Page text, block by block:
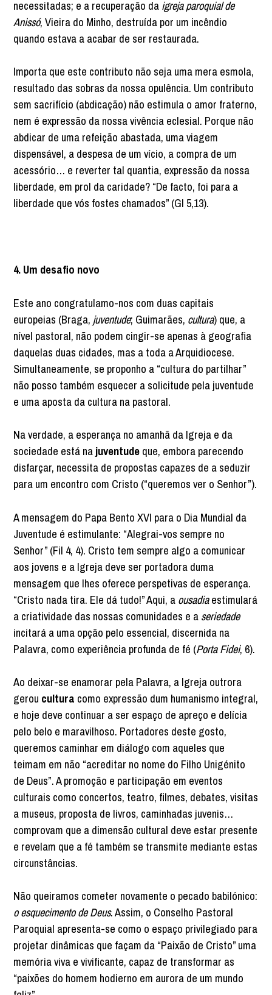
necessitadas; e a recuperação da igreja paroquial de
Anissó, Vieira do Minho, destruída por um incêndio
quando estava a acabar de ser restaurada.
Importa que este contributo não seja uma mera esmola,
resultado das sobras da nossa opulência. Um contributo
sem sacrifício (abdicação) não estimula o amor fraterno,
nem é expressão da nossa vivência eclesial. Porque não
abdicar de uma refeição abastada, uma viagem
dispensável, a despesa de um vício, a compra de um
acessório… e reverter tal quantia, expressão da nossa
liberdade, em prol da caridade? “De facto, foi para a
liberdade que vós fostes chamados” (Gl 5,13).
4. Um desafio novo
Este ano congratulamo-nos com duas capitais
europeias (Braga, juventude; Guimarães, cultura) que, a
nível pastoral, não podem cingir-se apenas à geografia
daquelas duas cidades, mas a toda a Arquidiocese.
Simultaneamente, se proponho a “cultura do partilhar”
não posso também esquecer a solicitude pela juventude
e uma aposta da cultura na pastoral.
Na verdade, a esperança no amanhã da Igreja e da
sociedade está najuventude que, embora parecendo
disfarçar, necessita de propostas capazes de a seduzir
para um encontro com Cristo (“queremos ver o Senhor”).
A mensagem do Papa Bento XVI para o Dia Mundial da
Juventude é estimulante: “Alegrai-vos sempre no
Senhor” (Fil 4, 4). Cristo tem sempre algo a comunicar
aos jovens e a Igreja deve ser portadora duma
mensagem que lhes oferece perspetivas de esperança.
“Cristo nada tira. Ele dá tudo!” Aqui, a ousadiaestimulará
a criatividade das nossas comunidades e a seriedade
incitará a uma opção pelo essencial, discernida na
Palavra, como experiência profunda de fé (Porta Fidei, 6).
Ao deixar-se enamorar pela Palavra, a Igreja outrora
gerou cultura como expressão dum humanismo integral,
e hoje deve continuar a ser espaço de apreço e delícia
pelo belo e maravilhoso. Portadores deste gosto,
queremos caminhar em diálogo com aqueles que
teimam em não “acreditar no nome do Filho Unigénito
de Deus”. A promoção e participação em eventos
culturais como concertos, teatro, filmes, debates, visitas
a museus, proposta de livros, caminhadas juvenis…
comprovam que a dimensão cultural deve estar presente
e revelam que a fé também se transmite mediante estas
circunstâncias.
Não queiramos cometer novamente o pecado babilónico:
o esquecimento de Deus. Assim, o Conselho Pastoral
Paroquial apresenta-se como o espaço privilegiado para
projetar dinâmicas que façam da “Paixão de Cristo” uma
memória viva e vivificante, capaz de transformar as
“paixões do homem hodierno em aurora de um mundo